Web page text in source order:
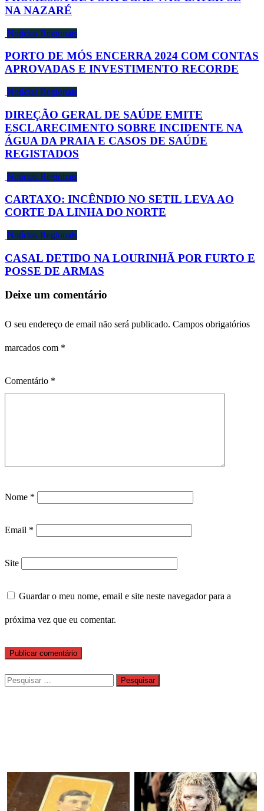
NA NAZARÉ
Notícias Regionais
PORTO DE MÓS ENCERRA 2024 COM CONTAS
APROVADAS E INVESTIMENTO RECORDE
Notícias Regionais
DIREÇÃO GERAL DE SAÚDE EMITE
ESCLARECIMENTO SOBRE INCIDENTE NA
ÁGUA DA PRAIA E CASOS DE SAÚDE
REGISTADOS
Notícias Regionais
CARTAXO: INCÊNDIO NO SETIL LEVA AO
CORTE DA LINHA DO NORTE
Notícias Regionais
CASAL DETIDO NA LOURINHÃ POR FURTO E
POSSE DE ARMAS
Deixe um comentário
O seu endereço de email não será publicado. Campos obrigatórios
marcados com *
Comentário *
Nome *
Email *
Site
Guardar o meu nome, email e site neste navegador para a
próxima vez que eu comentar.
Pesquisar
por: